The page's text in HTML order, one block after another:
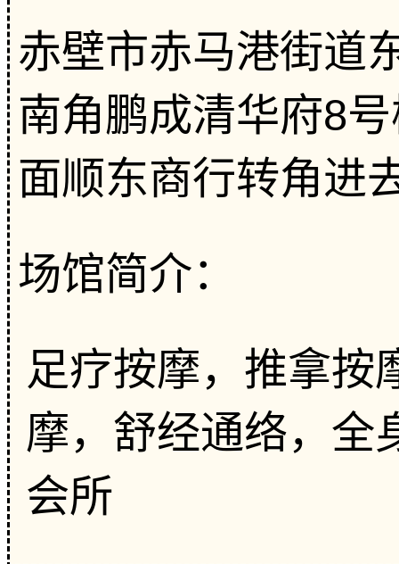
赤壁市赤马港街道
南角鹏成清华府8
面顺东商行转角进
场馆简介：
足疗按摩，推拿按
摩，舒经通络，全
会所